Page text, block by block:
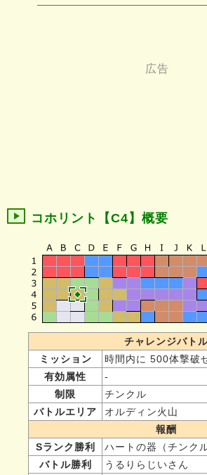
コホリント【C4】概要
チャレンジバト
ミッション
時間内に 500体撃破
有効属性
-
制限
チンクル
バトルエリア
オルディン火山
報酬
Sランク勝利
ハートの器（チンクル
バトル勝利
うるりらじいさん